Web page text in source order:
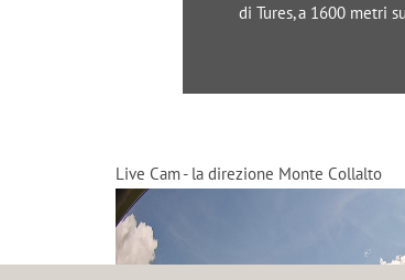
di Tures, a 1600 metri
Live Cam - la direzione Monte Collalto